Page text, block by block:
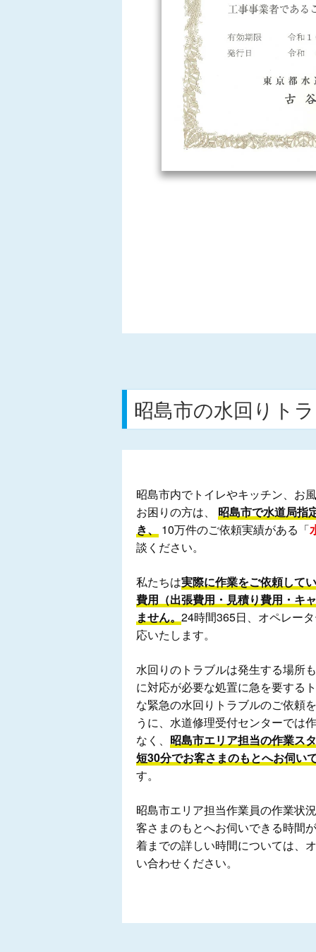
昭島市の水回りト
昭島市内でトイレやキッチン、お
お困りの方は、 昭島市で水道局指
き、
10万件のご依頼実績がある「
談ください。
私たちは実際に作業をご依頼して
費用（出張費用・見積り費用・キ
ません。24時間365日、オペレー
応いたします。
水回りのトラブルは発生する場所
に対応が必要な処置に急を要する
な緊急の水回りトラブルのご依頼
うに、水道修理受付センターでは
なく、 昭島市エリア担当の作業ス
短30分でお客さまのもとへお伺い
す。
昭島市エリア担当作業員の作業状
客さまのもとへお伺いできる時間
着までの詳しい時間については、
い合わせください。